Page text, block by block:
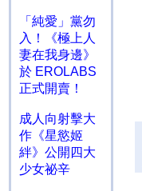
「純愛」黨勿
入！《極上人
妻在我身邊》
於 EROLABS
正式開賣！
成人向射擊大
作《星慾姬
絆》公開四大
少女祕辛